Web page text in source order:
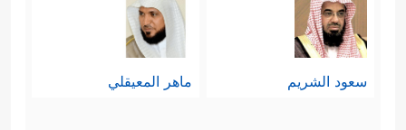
سعود الشريم ماهر المعيقلي